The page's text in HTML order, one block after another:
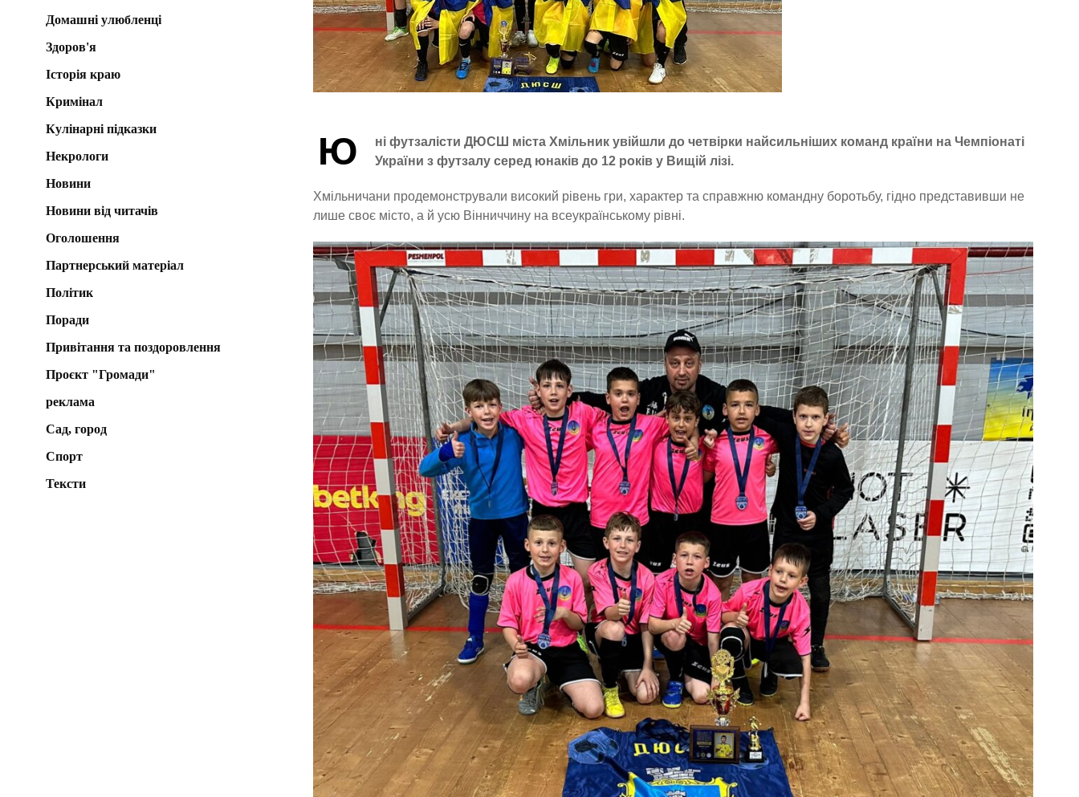
Ю
ні футзалісти ДЮСШ міста Хмільник увійшли до четвірки найсильніших команд країни на Чемпіонаті
України з футзалу серед юнаків до 12 років у Вищій лізі.
Хмільничани продемонстрували високий рівень гри, характер та справжню командну боротьбу, гідно представивши не
лише своє місто, а й усю Вінниччину на всеукраїнському рівні.
Домашні улюбленці
Здоров'я
Історія краю
Кримінал
Кулінарні підказки
Некрологи
Новини
Новини від читачів
Оголошення
Партнерський матеріал
Політик
Поради
Привітання та поздоровлення
Проєкт "Громади"
реклама
Сад, город
Спорт
Тексти